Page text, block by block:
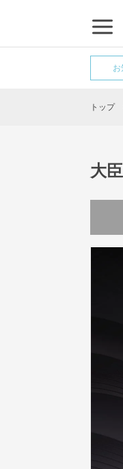
お
トップ
大